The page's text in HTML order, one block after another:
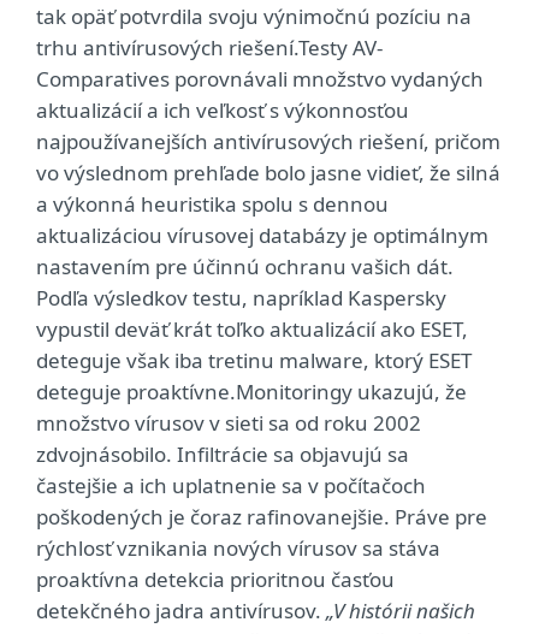
tak opäť potvrdila svoju výnimočnú pozíciu na
trhu antivírusových riešení.Testy AV-
Comparatives porovnávali množstvo vydaných
aktualizácií a ich veľkosť s výkonnosťou
najpoužívanejších antivírusových riešení, pričom
vo výslednom prehľade bolo jasne vidieť, že silná
a výkonná heuristika spolu s dennou
aktualizáciou vírusovej databázy je optimálnym
nastavením pre účinnú ochranu vašich dát.
Podľa výsledkov testu, napríklad Kaspersky
vypustil deväť krát toľko aktualizácií ako ESET,
deteguje však iba tretinu malware, ktorý ESET
deteguje proaktívne.Monitoringy ukazujú, že
množstvo vírusov v sieti sa od roku 2002
zdvojnásobilo. Infiltrácie sa objavujú sa
častejšie a ich uplatnenie sa v počítačoch
poškodených je čoraz rafinovanejšie. Práve pre
rýchlosť vznikania nových vírusov sa stáva
proaktívna detekcia prioritnou časťou
detekčného jadra antivírusov. „V histórii našich